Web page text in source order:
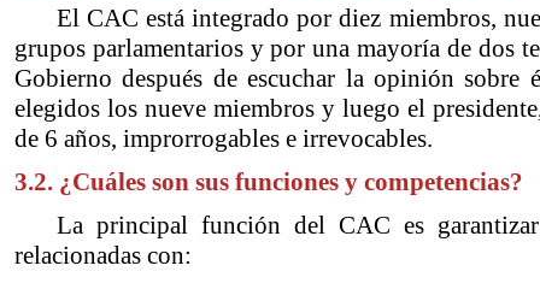
El CAC está integrado por diez miembros,
grupos parlamentarios y por una mayoría de dos
Gobierno después de escuchar la opinión
elegidos los nueve miembros y luego el
de 6 años, improrrogables e irrevocables.
3.2. ¿Cuáles son sus funciones y competencias?
La principal función del CAC es
relacionadas con: